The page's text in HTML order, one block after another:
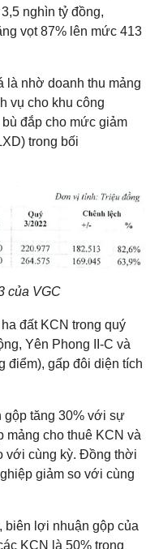
nghìn tỷ đồng,
vọt 87% lên mức 413
là nhờ doanh thu mảng
vụ cho khu công
đắp cho mức giảm
trong bối
của VGC
đất KCN trong quý
Yên Phong II-C và
điểm), gấp đôi diện tích
gộp tăng 30% với sự
cho thuê KCN và
với cùng kỳ. Đồng thời
giảm so với cùng
biên lợi nhuận gộp của
KCN là 50% trong